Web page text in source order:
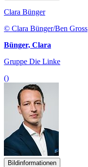
Clara Bünger
© Clara Bünger/Ben Gross
Bünger, Clara
Gruppe Die Linke
()
Bildinformationen